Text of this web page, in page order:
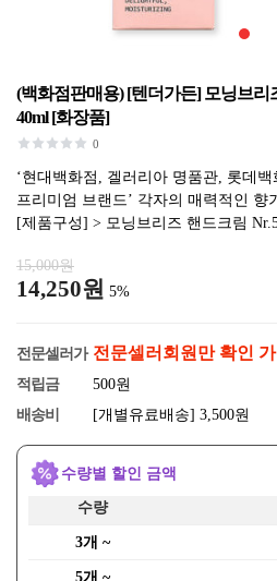
(백화점판매용) [텐더가든] 모닝브리
40ml [화장품]
0
‘현대백화점, 겔러리아 명품관, 롯데
프리미엄 브랜드’ 각자의 매력적인 향
[제품구성] > 모닝브리즈 핸드크림
15,000원
14,250원 5%
전문셀러가 전문셀러회원만 확인
적립금
500원
배송비
[개별유료배송] 3,500원
수량별 할인 금액
수량
3개 ~
5개 ~